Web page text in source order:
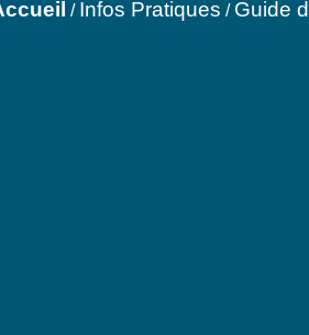
/ Infos Pratiques / Guide